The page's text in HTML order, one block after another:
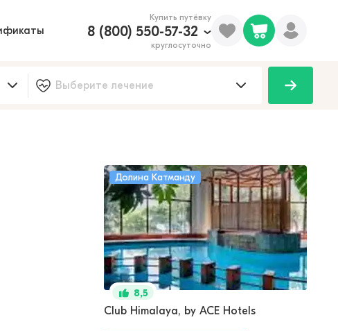
Купить путёвку
8 (800) 550-57-32
круглосуточно
Долина Катманду
8,5
Club Himalaya, by ACE Hotels